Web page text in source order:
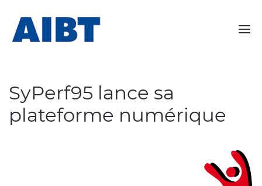
SyPerf95 lance sa
plateforme numérique